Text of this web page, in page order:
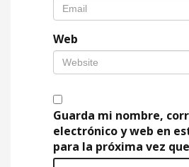
Web
Guarda mi nombre,
electrónico y web en
para la próxima vez